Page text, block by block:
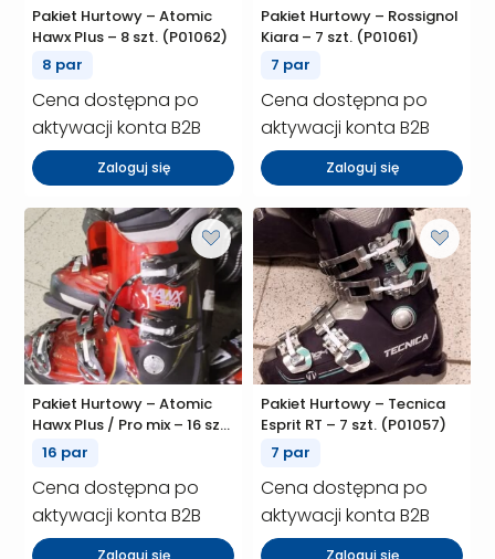
Pakiet Hurtowy – Atomic
Hawx Plus – 8 szt. (P01062)
8 par
Cena dostępna po
aktywacji konta B2B
Zaloguj się
Pakiet Hurtowy – Rossignol
Kiara – 7 szt. (P01061)
7 par
Cena dostępna po
aktywacji konta B2B
Zaloguj się
Pakiet Hurtowy – Atomic
Hawx Plus / Pro mix – 16 szt.
(P01058)
16 par
Cena dostępna po
aktywacji konta B2B
Zaloguj się
Pakiet Hurtowy – Tecnica
Esprit RT – 7 szt. (P01057)
7 par
Cena dostępna po
aktywacji konta B2B
Zaloguj się